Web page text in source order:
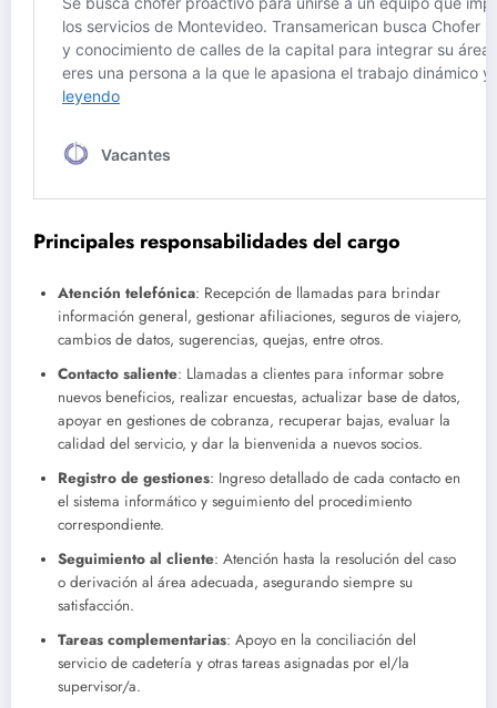
Principales responsabilidades del cargo
Atención telefónica: Recepción de llamadas para brindar
información general, gestionar afiliaciones, seguros de viajero,
cambios de datos, sugerencias, quejas, entre otros.
Contacto saliente: Llamadas a clientes para informar sobre
nuevos beneficios, realizar encuestas, actualizar base de datos,
apoyar en gestiones de cobranza, recuperar bajas, evaluar la
calidad del servicio, y dar la bienvenida a nuevos socios.
Registro de gestiones: Ingreso detallado de cada contacto en
el sistema informático y seguimiento del procedimiento
correspondiente.
Seguimiento al cliente: Atención hasta la resolución del caso
o derivación al área adecuada, asegurando siempre su
satisfacción.
Tareas complementarias: Apoyo en la conciliación del
servicio de cadetería y otras tareas asignadas por el/la
supervisor/a.